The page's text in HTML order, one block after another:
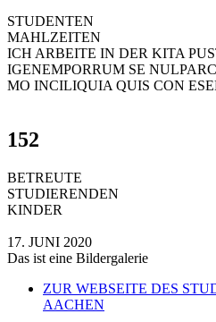
STUDENTEN
MAHLZEITEN
ICH ARBEITE IN DER KITA
IGENEMPORRUM SE
MO INCILIQUIA QUIS CON
152
BETREUTE
STUDIERENDEN
KINDER
17. JUNI 2020
Das ist eine Bildergalerie
ZUR WEBSEITE DES
AACHEN